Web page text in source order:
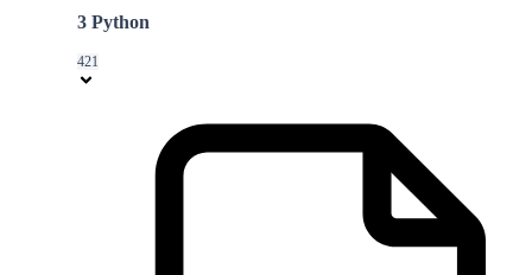
3 Python
421